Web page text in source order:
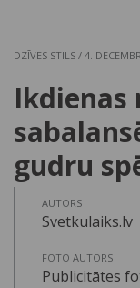
DZĪVES STILS / 4.
Ikdienas
gudru
AUTORS
Svetkulaiks.lv
FOTO AUTORS
Publicitātes